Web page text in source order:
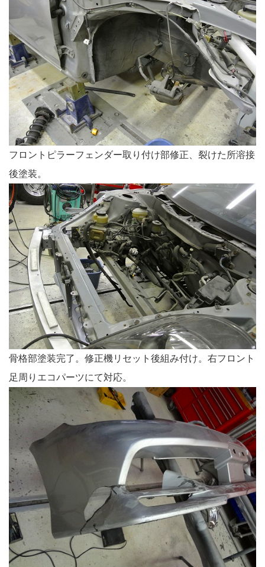
フロントピラーフェンダー取り付け部修正、裂けた所溶接
後塗装。
骨格部塗装完了。修正機リセット後組み付け。右フロント
足周りエコパーツにて対応。